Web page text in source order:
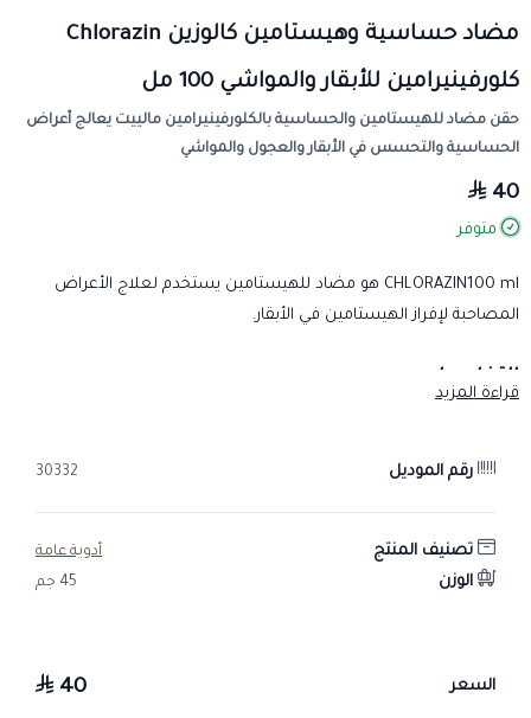
مضاد حساسية وهيستامين كالوزين Chlorazin
كلورفينيرامين للأبقار والمواشي 100 مل
حقن مضاد للهيستامين والحساسية بالكلورفينيرامين مالييت يعالج أعراض
الحساسية والتحسس في الأبقار والعجول والمواشي
40
متوفر
CHLORAZIN100 ml هو مضاد للهيستامين يستخدم لعلاج الأعراض
المصاحبة لإفراز الهيستامين في الأبقار.
الجرعة:
يتم الاعطاء عن طريق حقن عضلي أو وريدي. يجب أن يكون الحقن الوريدي
بطيئًا.
الحيوانات البالغة: 0.5 مجم كلورفينيرامين مالييت/ كجم من وزن الجسم (ما
قراءة المزيد
رقم الموديل 30332
تصنيف المنتج أدوية عامة
الوزن 45 جم
السعر 40